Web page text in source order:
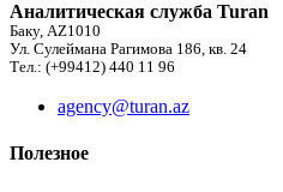
Аналитическая служба Turan
Баку, AZ1010
Ул. Сулеймана Рагимова 186, кв. 24
Тел.: (+99412) 440 11 96
agency@turan.az
Полезное